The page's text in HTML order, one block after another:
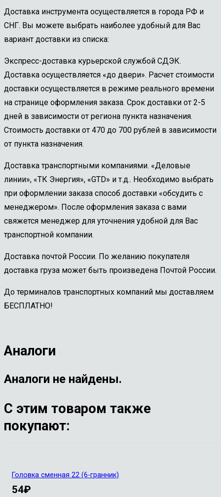
Доставка инструмента осуществляется в города РФ и
СНГ. Вы можете выбрать наиболее удобный для Вас
вариант доставки из списка:
Экспресс-доставка курьерской службой СДЭК.
Доставка осуществляется «до двери». Расчет стоимости
доставки осуществляется в режиме реального времени
на странице оформления заказа. Срок доставки от 2-5
дней в зависимости от региона пункта назначения.
Стоимость доставки от 470 до 700 рублей в зависимости
от пункта назначения.
Доставка транспортными компаниями. «Деловые
линии», «ТК Энергия», «GTD» и т.д.. Необходимо выбрать
при оформлении заказа способ доставки «обсудить с
менеджером». После оформления заказа с вами
свяжется менеджер для уточнения удобной для Вас
транспортной компании.
Доставка почтой России. По желанию покупателя
доставка груза может быть произведена Почтой России.
До терминалов транспортных компаний мы доставляем
БЕСПЛАТНО!
Аналоги
Аналоги не найдены.
С этим товаром также
покупают:
Головка сменная 22 (6-гранник)
54₽